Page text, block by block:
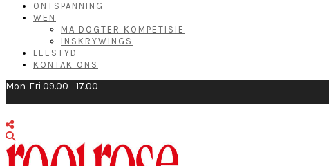
ONTSPANNING
WEN
MA DOGTER KOMPETISIE
INSKRYWINGS
LEESTYD
KONTAK ONS
Mon-Fri 09.00 - 17.00